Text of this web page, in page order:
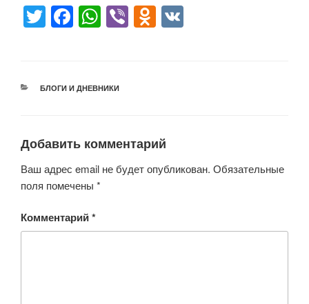
T
er
F
e
o
k
W
s
p
Vi O
ss
ni
РУБРИКИ
БЛОГИ И ДНЕВНИКИ
Добавить комментарий
Ваш адрес email не будет опубликован. Обязательные
поля помечены *
Комментарий*